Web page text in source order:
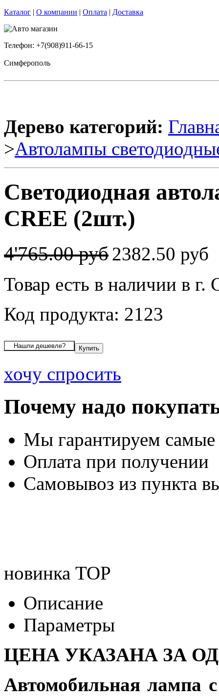
Каталог | О компании | Оплата | Доставка
Телефон: +7(908)911-66-15
Симферополь
Дерево категорий:
>Автолампы
Светодиодная
CREE (2шт.)
4'765.00 руб2382.50 руб
Товар есть в наличии в
Код продукта: 2123
хочу спросить
Почему надо
Мы гарантируем
Оплата при получении
Самовывоз из пункта
новинка TOP
Описание
Параметры
ЦЕНА УКАЗАНА ЗА
Автомобильная лампа